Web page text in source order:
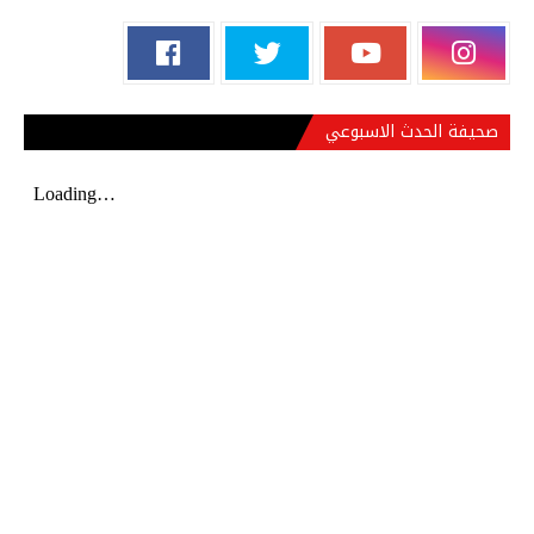
صحيفة الحدث الاسبوعي